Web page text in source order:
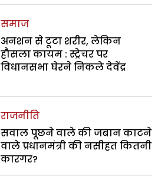
समाज
अनशन से टूटा शरीर, लेकिन
हौसला कायम : स्ट्रेचर पर
विधानसभा घेरने निकले देवेंद्र
राजनीति
सवाल पूछने वाले की जबान काटने
वाले प्रधानमंत्री की नसीहत कितनी
कारगर?